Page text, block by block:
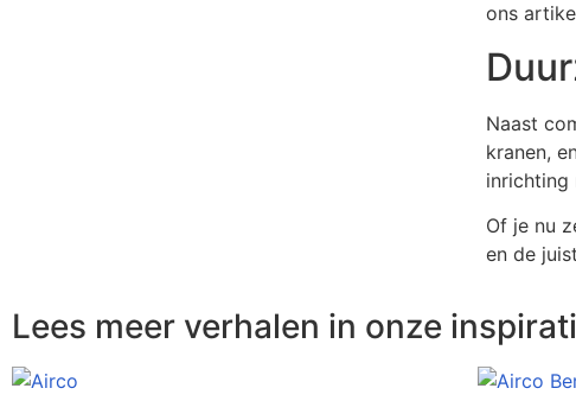
ons
Naast
kranen,
inrichting
Of je nu
en de
Lees meer verhalen in onze